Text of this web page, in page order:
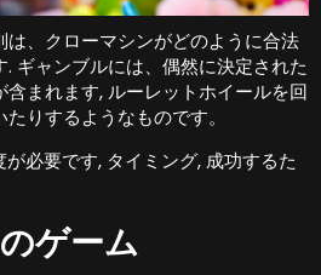
、クローマシンがどのように合法
ギャンブルには、偶然に決定された
まれます, ルーレットホイールを回
りするようなものです。
必要です, タイミング, 成功するた
ゲーム